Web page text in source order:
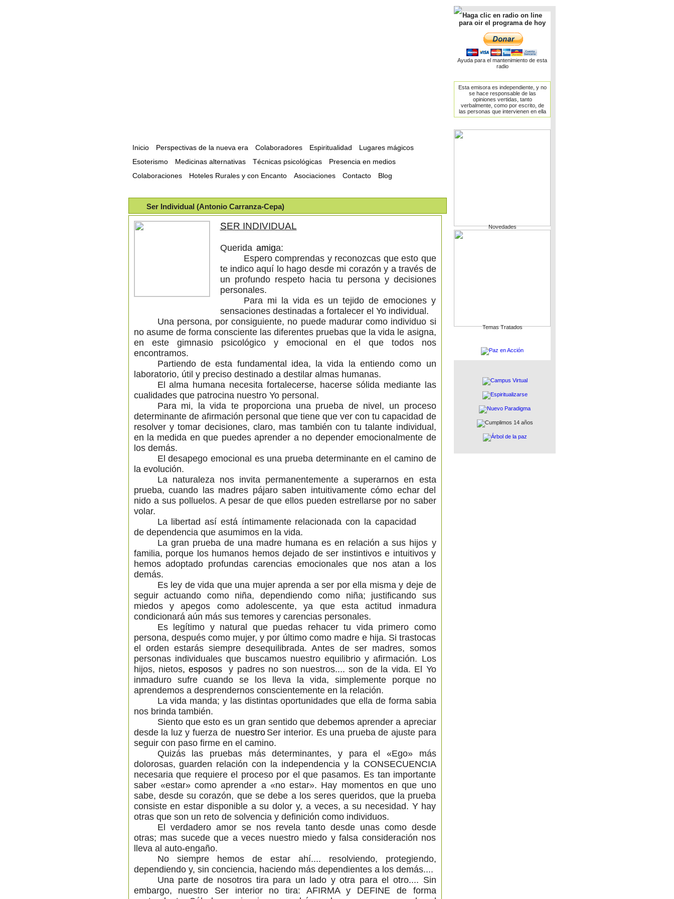
Inicio Perspectivas de la nueva era Colaboradores Espiritualidad
Lugares mágicos
Esoterismo
Medicinas alternativas Técnicas psicológicas
Presencia en medios
Colaboraciones
Hoteles Rurales y con Encanto Asociaciones Contacto Blog
Ser Individual (Antonio Carranza-Cepa)
SER INDIVIDUAL
Querida amiga:
Espero comprendas y reconozcas que esto que
te indico aquí lo hago desde mi corazón y a través de
un profundo respeto hacia tu persona y decisiones
personales.
Para mi la vida es un tejido de emociones y
sensaciones destinadas a fortalecer el Yo individual.
Una persona, por consiguiente, no puede madurar como individuo si
no asume de forma consciente las diferentes pruebas que la vida le asigna,
en este gimnasio psicológico y emocional en el que todos nos
encontramos.
Partiendo de esta fundamental idea, la vida la entiendo como un
laboratorio, útil y preciso destinado a destilar almas humanas.
El alma humana necesita fortalecerse, hacerse sólida mediante las
cualidades que patrocina nuestro Yo personal.
Para mi, la vida te proporciona una prueba de nivel, un proceso
determinante de afirmación personal que tiene que ver con tu capacidad de
resolver y tomar decisiones, claro, mas también con tu talante individual,
en la medida en que puedes aprender a no depender emocionalmente de
los demás.
El desapego emocional es una prueba determinante en el camino de
la evolución.
La naturaleza nos invita permanentemente a superarnos en esta
prueba, cuando las madres pájaro saben intuitivamente cómo echar del
nido a sus polluelos. A pesar de que ellos pueden estrellarse por no saber
volar.
La libertad así está íntimamente relacionada con la capacidad
de dependencia que asumimos en la vida.
La gran prueba de una madre humana es en relación a sus hijos y
familia, porque los humanos hemos dejado de ser instintivos e intuitivos y
hemos adoptado profundas carencias emocionales que nos atan a los
demás.
Es ley de vida que una mujer aprenda a ser por ella misma y deje de
seguir actuando como niña, dependiendo como niña; justificando sus
miedos y apegos como adolescente, ya que esta actitud inmadura
condicionará aún más sus temores y carencias personales.
Es legítimo y natural que puedas rehacer tu vida primero como
persona, después como mujer, y por último como madre e hija. Si trastocas
el orden estarás siempre desequilibrada. Antes de ser madres, somos
personas individuales que buscamos nuestro equilibrio y afirmación. Los
hijos, nietos, esposos
y padres no son nuestros.... son de la vida. El Yo
inmaduro sufre cuando se los lleva la vida, simplemente porque no
aprendemos a desprendernos conscientemente en la relación.
La vida manda; y las distintas oportunidades que ella de forma sabia
nos brinda también.
Siento que esto es un gran sentido que debemos aprender a apreciar
desde la luz y fuerza de nuestro Ser interior. Es una prueba de ajuste para
seguir con paso firme en el camino.
Quizás las pruebas más determinantes, y para el «Ego» más
dolorosas, guarden relación con la independencia y la CONSECUENCIA
necesaria que requiere el proceso por el que pasamos. Es tan importante
saber «estar» como aprender a «no estar». Hay momentos en que uno
sabe, desde su corazón, que se debe a los seres queridos, que la prueba
consiste en estar disponible a su dolor y, a veces, a su necesidad. Y hay
otras que son un reto de solvencia y definición como individuos.
El verdadero amor se nos revela tanto desde unas como desde
otras; mas sucede que a veces nuestro miedo y falsa consideración nos
lleva al auto-engaño.
No siempre hemos de estar ahí.... resolviendo, protegiendo,
dependiendo y, sin conciencia, haciendo más dependientes a los demás....
Una parte de nosotros tira para un lado y otra para el otro.... Sin
embargo, nuestro Ser interior no tira: AFIRMA y DEFINE de forma
Haga clic en radio on line
para oir el programa de hoy
Ayuda para el mantenimiento de esta
radio
Esta emisora es independiente, y no
se hace responsable de las
opiniones vertidas, tanto
verbalmente, como por escrito, de
las personas que intervienen en ella
Novedades
Temas Tratados